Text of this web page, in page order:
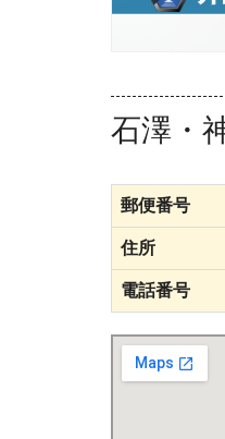
石澤・
郵便番号
住所
電話番号